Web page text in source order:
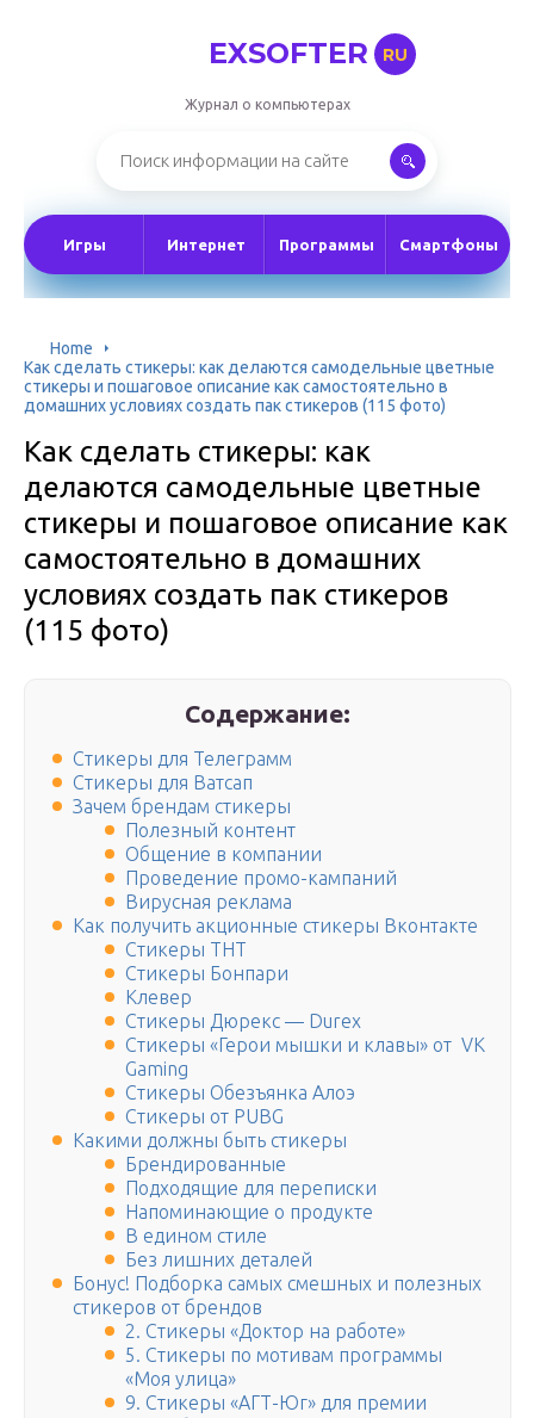
EXSOFTER RU
Журнал о компьютерах
Игры Интернет Программы Смартфоны
Home
Как сделать стикеры: как делаются самодельные цветные
стикеры и пошаговое описание как самостоятельно в
домашних условиях создать пак стикеров (115 фото)
Как сделать стикеры: как
делаются самодельные цветные
стикеры и пошаговое описание как
самостоятельно в домашних
условиях создать пак стикеров
(115 фото)
Содержание:
Стикеры для Телеграмм
Стикеры для Ватсап
Зачем брендам стикеры
Полезный контент
Общение в компании
Проведение промо-кампаний
Вирусная реклама
Как получить акционные стикеры Вконтакте
Стикеры ТНТ
Стикеры Бонпари
Клевер
Стикеры Дюрекс — Durex
Стикеры «Герои мышки и клавы» от VK
Gaming
Стикеры Обезъянка Алоэ
Стикеры от PUBG
Какими должны быть стикеры
Брендированные
Подходящие для переписки
Напоминающие о продукте
В едином стиле
Без лишних деталей
Бонус! Подборка самых смешных и полезных
стикеров от брендов
2. Стикеры «Доктор на работе»
5. Стикеры по мотивам программы
«Моя улица»
9. Стикеры «АГТ-Юг» для премии